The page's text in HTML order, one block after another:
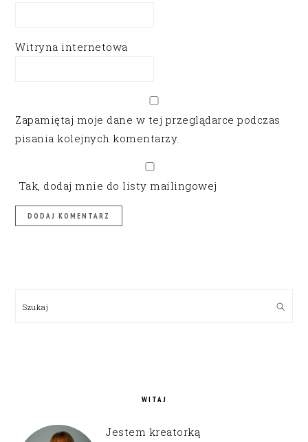
Witryna internetowa
Zapamiętaj moje dane w tej przeglądarce podczas
pisania kolejnych komentarzy.
Tak, dodaj mnie do listy mailingowej
Szukaj
WITAJ
Jestem kreatorką